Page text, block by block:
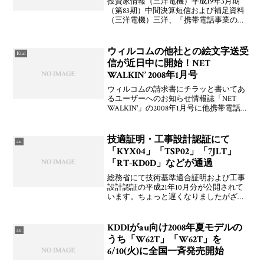
（第83期）中間決算短信および補足資料
（三洋電機）三洋、「携帯電話事業の売
Ktai
ウィルコムの他社との絵文字送受
信が近日中に開始！NET
WALKIN’ 2008年1月号
ウィルコムの請求書にチラッと書いてあ
るユーザーへのお知らせ情報誌「NET
WALKIN'」の2008年1月号に他携帯電話事
ひこさんに掲示板にてお知らせしてもら
いました！
au
技適証明・工事設計認証にて
「KYX04」「TSP02」「7JLT」
「RT-KD0D」などが通過
総務省にて技術基準適合証明および工事
設計認証の平成21年10月分が公開されて
います。ちょっと遅くなりましたがざっ
芝製「TSP02」，ウィルコム向けと見られ
る京セラ
au
KDDIがau向け2008年夏モデルの
うち「W62T」「W62T」を
6/10(火)に全国一斉発売開始